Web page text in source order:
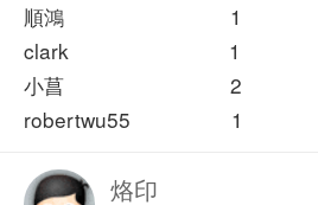
順鴻 1
clark 1
小菖 2
robertwu55 1
烙印